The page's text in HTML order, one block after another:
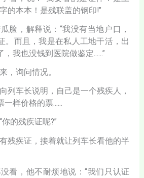
的本本！是残联盖的钢印!”
脸，解释说：“我没有当地户口，
。而且，我是在私人工地干活，出
，我也没钱到医院做鉴定……”
，询问情况。
列车长说明，自己是一个残疾人，
一样价格的票……
的残疾证呢?”
残疾证，接着就让列车长看他的半
看，他不耐烦地说：“我们只认证